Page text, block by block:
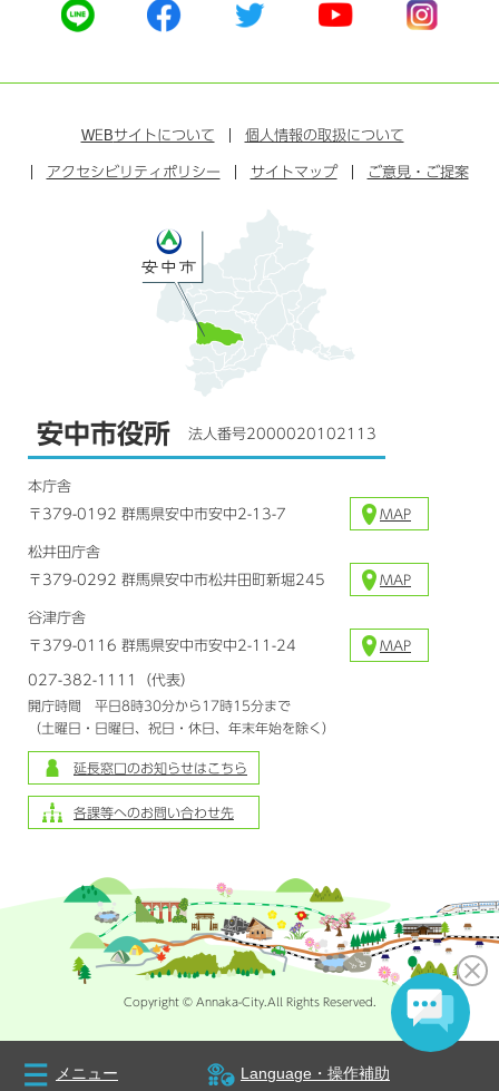
メニュー Language・操作補助
公
式
イ
公
式
ェ
ス
ッ
公
式
イ
タ
公
ー
ュ
ブ
公
式
ン
ラ
WEBサイトについて 個人情報の取扱について
アクセシビリティポリシー サイトマップ ご意見・ご提案
安中市役所 法人番号2000020102113
本庁舎
〒379-0192 群馬県安中市安中2-13-7
MAP
松井田庁舎
〒379-0292 群馬県安中市松井田町新堀245
MAP
谷津庁舎
〒379-0116 群馬県安中市安中2-11-24
MAP
027-382-1111（代表）
開庁時間 平日8時30分から17時15分まで
（土曜日・日曜日、祝日・休日、年末年始を除く）
延長窓口のお知らせはこちら
各課等へのお問い合わせ先
Copyright © Annaka-City.All Rights Reserved.